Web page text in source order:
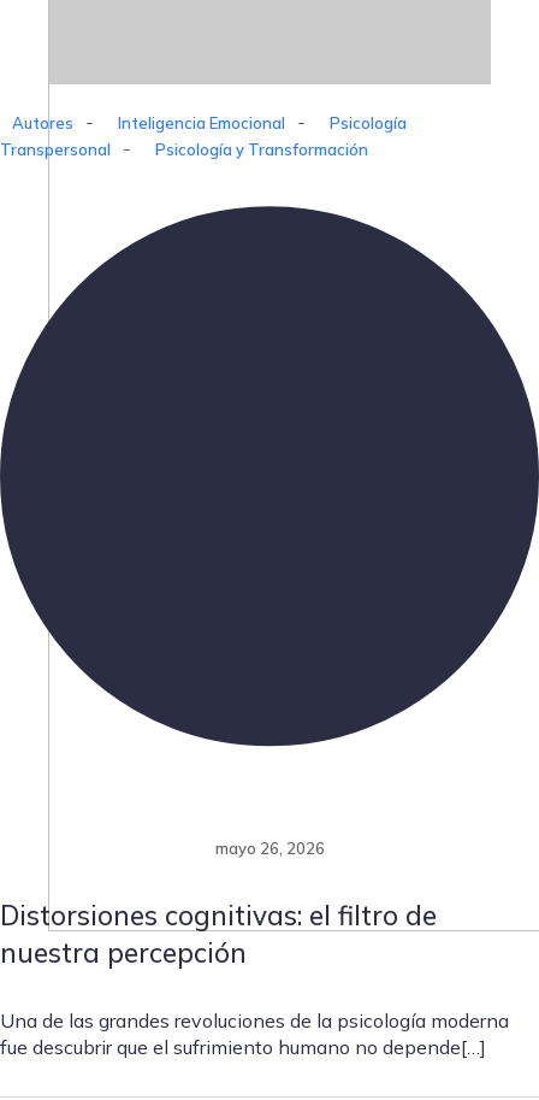
Autores - Inteligencia Emocional -
Psicología
Transpersonal
- Psicología y Transformación
mayo 26, 2026
Distorsiones cognitivas: el filtro de
nuestra percepción
Una de las grandes revoluciones de la psicología moderna
fue descubrir que el sufrimiento humano no depende[…]